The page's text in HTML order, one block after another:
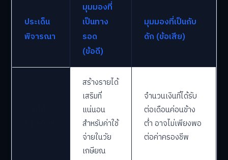
ประเด็น
พิจารณา
มุมมองที่
เป็นทาง
รอด
(ข้อดี)
มุมมองที่เป็นกับ
ดัก (ข้อเสีย)
สร้างรายได้
เสริมที่
แน่นอน
สำหรับค่าใช้
จ่ายในวัย
เกษียณ
จำนวนเงินที่ได้รับ
ต่อเดือนค่อนข้าง
ต่ำ อาจไม่เพียงพอ
ต่อค่าครองชีพ